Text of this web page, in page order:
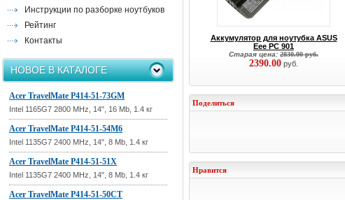
Инструкции по разборке ноутбуков
Рейтинг
Контакты
НОВОЕ В КАТАЛОГЕ
Acer TravelMate P414-51-73GM
Intel 1165G7 2800 MHz, 14", 16 Mb, 1.4 кг
Acer TravelMate P414-51-54M6
Intel 1135G7 2400 MHz, 14", 8 Mb, 1.4 кг
Acer TravelMate P414-51-51X
Intel 1135G7 2400 MHz, 14", 8 Mb, 1.4 кг
Acer TravelMate P414-51-50CT
Аккумулятор для ноутубка ASUS
Eee PC 901
Старая цена: 2830.00 руб.
2390.00 руб.
Поделиться
Нравится